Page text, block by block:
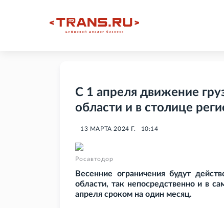
С 1 апреля движение
области и в столице
13 МАРТА 2024 Г. 10:14
Росавтодор
Весенние ограничения будут
области, так непосредственно и в
апреля сроком на один месяц.